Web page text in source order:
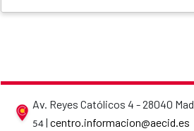
Av. Reyes Católicos 4 - 28040
54 | centro.informacion@aecid.es
AECID